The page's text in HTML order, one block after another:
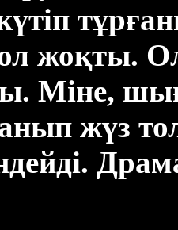
күтіп
жоқты.
Міне,
жүз